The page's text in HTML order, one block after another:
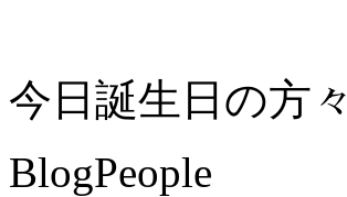
今日誕生日の方々
BlogPeople